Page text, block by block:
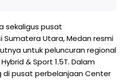
sekaligus pusat
Sumatera Utara, Medan resmi
untuk peluncuran regional
& Sport 1.5T. Dalam
di pusat perbelanjaan Center